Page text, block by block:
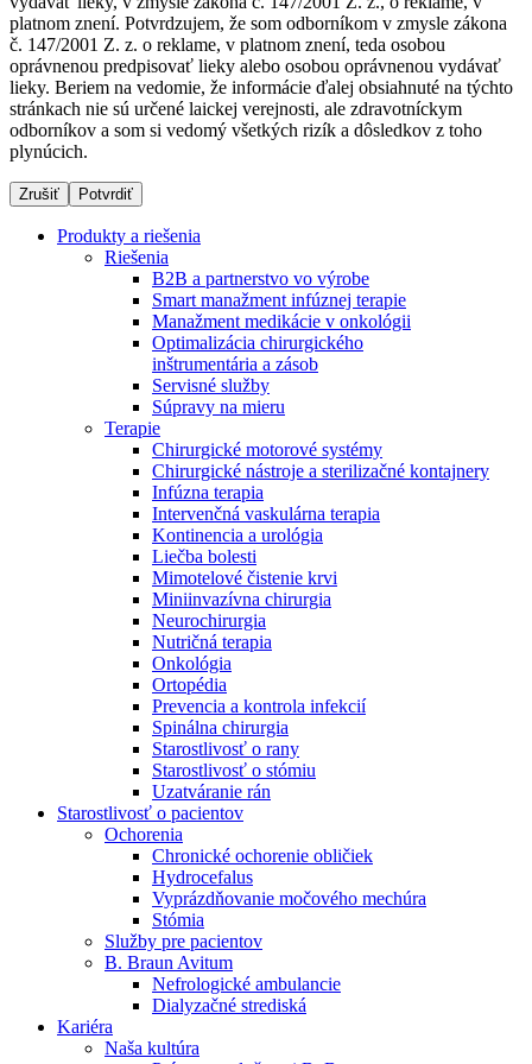
Produktový katalóg​
Objavte naše produkty. ​Navštívte produktový katalóg B.
Braun​ s našim kompletným produktovým portfóliom.​
Dialyzačné strediská
B. Braun Avitum poskytuje kvalitnú dialyzačnú starostlivosť
vo všetkých svojich strediskách na Slovensku. Viac
Nefrologické ambulancie
V nefrologických ambulanciách prevádzkujeme poradenstvo
a prípravu pacientov k jednotlivým metódam náhrady funkcie
obličiek. Zvoľte si mesto, ktoré potrebujete a navštívte nás.
Zostaňte v dialógu s B. Braun. Kontaktujte nás.
platnom znení. Potvrdzujem, že som odborníkom v zmysle zákona
č. 147/2001 Z. z. o reklame, v platnom znení, teda osobou
oprávnenou predpisovať lieky alebo osobou oprávnenou vydávať
lieky. Beriem na vedomie, že informácie ďalej obsiahnuté na týchto
stránkach nie sú určené laickej verejnosti, ale zdravotníckym
odborníkov a som si vedomý všetkých rizík a dôsledkov z toho
plynúcich.
Zrušiť Potvrdiť
Produkty a riešenia
Riešenia
B2B a partnerstvo vo výrobe
Smart manažment infúznej terapie
Manažment medikácie v onkológii
Optimalizácia chirurgického
inštrumentária a zásob
Servisné služby
Súpravy na mieru
Terapie
Chirurgické motorové systémy
Chirurgické nástroje a sterilizačné kontajnery
Infúzna terapia
Intervenčná vaskulárna terapia
Kontinencia a urológia
Liečba bolesti
Mimotelové čistenie krvi
Miniinvazívna chirurgia
Neurochirurgia
Nutričná terapia
Onkológia
Ortopédia
Prevencia a kontrola infekcií
Spinálna chirurgia
Starostlivosť o rany
Starostlivosť o stómiu
Uzatváranie rán
Starostlivosť o pacientov
Ochorenia
Chronické ochorenie obličiek
Hydrocefalus
Vyprázdňovanie močového mechúra
Stómia
Služby pre pacientov
B. Braun Avitum
Nefrologické ambulancie
Dialyzačné strediská
Kariéra
Naša kultúra